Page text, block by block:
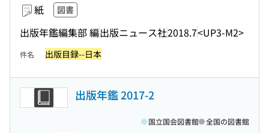
紙 図書
出版年鑑編集部 編出版ニュース社2018.7<UP3-M2>
件名 出版目録--日本
出版年鑑 2017-2
国立国会図書館 全国の図書館